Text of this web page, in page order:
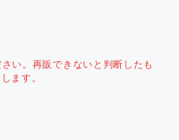
い。再販できないと判断したも
ます。